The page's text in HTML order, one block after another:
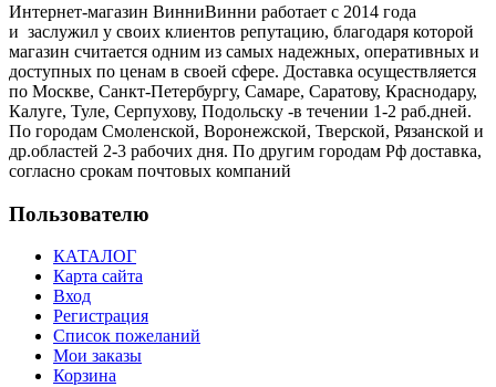
Интернет-магазин ВинниВинни работает с 2014 года
и заслужил у своих клиентов репутацию, благодаря которой
магазин считается одним из самых надежных, оперативных и
доступных по ценам в своей сфере. Доставка осуществляется
по Москве, Санкт-Петербургу, Самаре, Саратову, Краснодару,
Калуге, Туле, Серпухову, Подольску -в течении 1-2 раб.дней.
По городам Смоленской, Воронежской, Тверской, Рязанской и
др.областей 2-3 рабочих дня. По другим городам Рф доставка,
согласно срокам почтовых компаний
Пользователю
КАТАЛОГ
Карта сайта
Вход
Регистрация
Список пожеланий
Мои заказы
Корзина